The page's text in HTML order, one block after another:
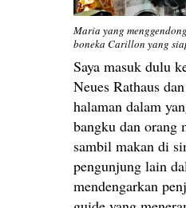
Maria yang
boneka Carillon yang
Saya masuk dulu
Neues Rathaus
halaman dalam
bangku dan orang
sambil makan di
pengunjung lain
mendengarkan